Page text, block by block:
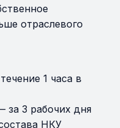
отраслевого
1 часа в
за 3 рабочих дня
НКУ